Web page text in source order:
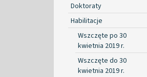
Doktoraty
Habilitacje
Wszczęte po 30
kwietnia 2019 r.
Wszczęte do 30
kwietnia 2019 r.